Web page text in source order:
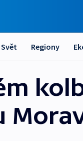
Svět Regiony